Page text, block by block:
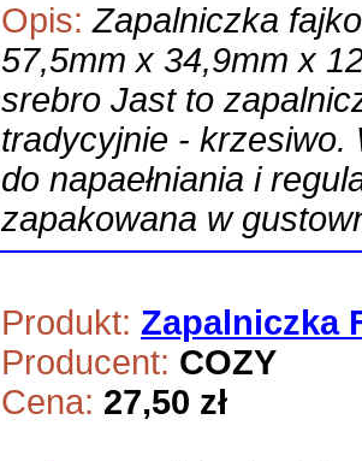
Opis: Zapalniczka
57,5mm x 34,9mm x
srebro Jast to
tradycyjnie - krzesiwo.
do napaełniania i
zapakowana w
Produkt: Zapalniczka
Producent: COZY
Cena: 27,50 zł